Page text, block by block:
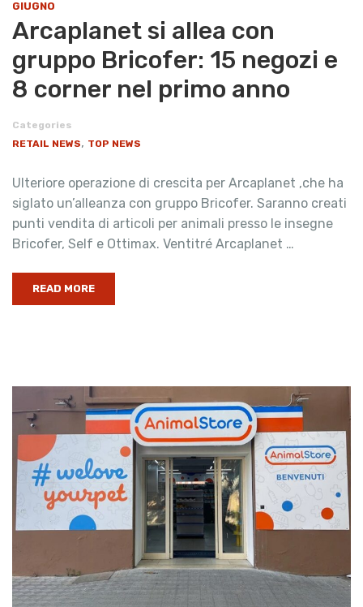
GIUGNO
Arcaplanet si allea con
gruppo Bricofer: 15 negozi e
8 corner nel primo anno
Categories
RETAIL NEWS, TOP NEWS
Ulteriore operazione di crescita per Arcaplanet ,che ha
siglato un’alleanza con gruppo Bricofer. Saranno creati
punti vendita di articoli per animali presso le insegne
Bricofer, Self e Ottimax. Ventitré Arcaplanet …
READ MORE